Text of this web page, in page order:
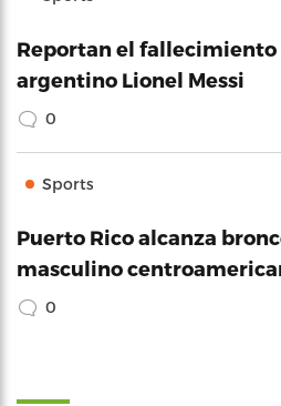
Reportan el fallecimiento
argentino Lionel Messi
0
Sports
Puerto Rico alcanza
masculino
0